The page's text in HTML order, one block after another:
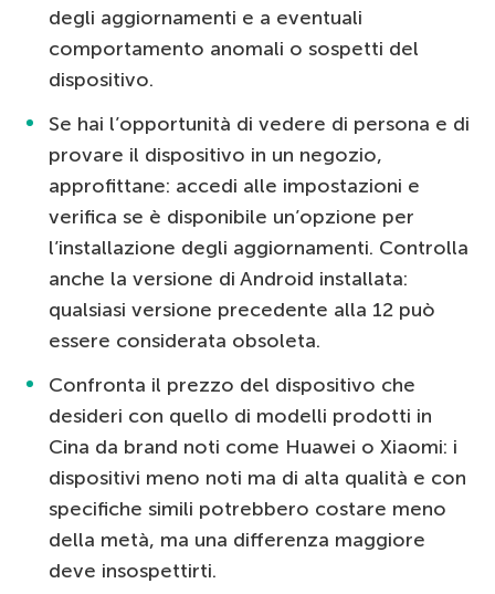
degli aggiornamenti e a eventuali
comportamento anomali o sospetti del
dispositivo.
Se hai l’opportunità di vedere di persona e di
provare il dispositivo in un negozio,
approfittane: accedi alle impostazioni e
verifica se è disponibile un’opzione per
l’installazione degli aggiornamenti. Controlla
anche la versione di Android installata:
qualsiasi versione precedente alla 12 può
essere considerata obsoleta.
Confronta il prezzo del dispositivo che
desideri con quello di modelli prodotti in
Cina da brand noti come Huawei o Xiaomi: i
dispositivi meno noti ma di alta qualità e con
specifiche simili potrebbero costare meno
della metà, ma una differenza maggiore
deve insospettirti.